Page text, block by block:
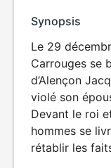
Synopsis
Le 29
Carrouges se
d’Alençon
violé son
Devant le roi
hommes se
rétablir les